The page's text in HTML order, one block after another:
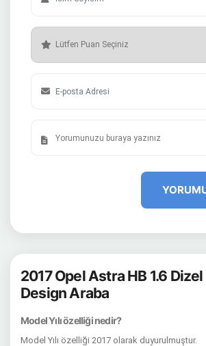
2017 Opel Astra HB 1.6 Dizel
Design Araba
Model Yılı özelliği nedir?
Model Yılı özelliği 2017 olarak duyurulmuştur.